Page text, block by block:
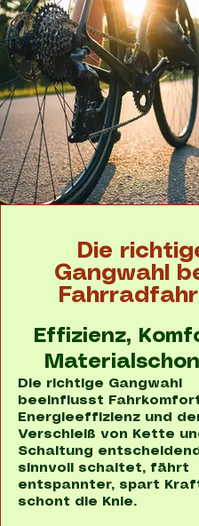
Die
Gangwahl
Effizienz,
Die richtige Gangwahl
beeinflusst
Energieeffizienz und
Verschleiß von Kette
Schaltung
sinnvoll schaltet, fährt
entspannter, spart
schont die Knie.